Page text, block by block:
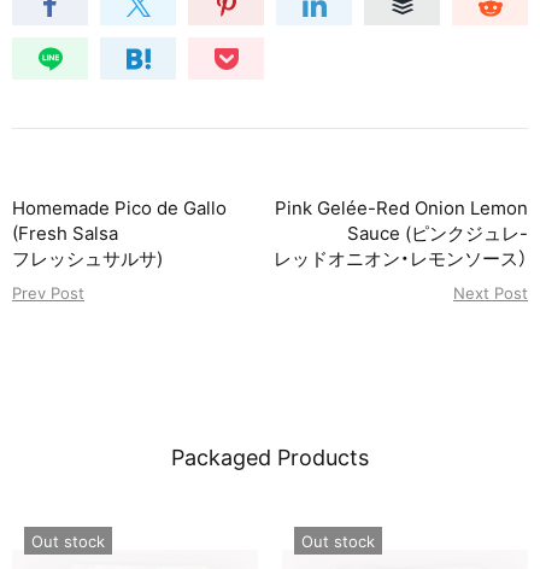
Homemade Pico de Gallo
(Fresh Salsa
フレッシュサルサ)
Prev Post
Pink Gelée-Red Onion Lemon
Sauce (ピンクジュレ-
レッドオニオン・レモンソース）
Next Post
Packaged Products
Out stock Out stock